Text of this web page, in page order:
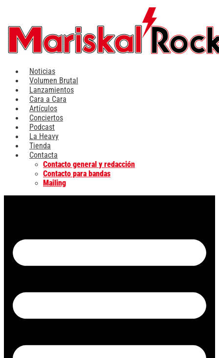
contenido
Noticias
Volumen Brutal
Lanzamientos
Cara a Cara
Artículos
Conciertos
Podcast
La Heavy
Tienda
Contacta
Contacto general y redacción
Contacto para bandas
Mailing